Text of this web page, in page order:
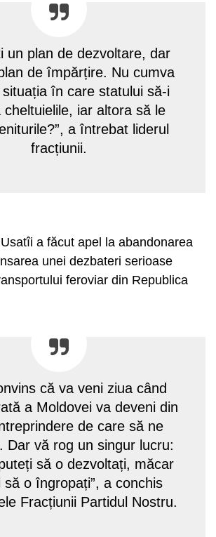
un plan de dezvoltare, dar
de împărțire. Nu cumva
în care statului să-i
cheltuielile, iar altora să le
a întrebat liderul
fracțiunii.
a făcut apel la abandonarea
unei dezbateri serioase
feroviar din Republica
că va veni ziua când
a Moldovei va deveni din
de care să ne
Dar vă rog un singur lucru:
să o dezvoltați, măcar
o îngropați”, a conchis
Fracțiunii Partidul Nostru.